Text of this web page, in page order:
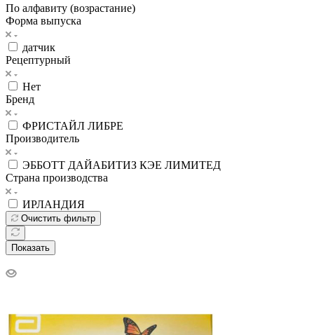
По алфавиту (возрастание)
Форма выпуска
датчик
Рецептурный
Нет
Бренд
ФРИСТАЙЛ ЛИБРЕ
Производитель
ЭББОТТ ДАЙАБИТИЗ КЭЕ ЛИМИТЕД
Страна производства
ИРЛАНДИЯ
Очистить фильтр
Показать